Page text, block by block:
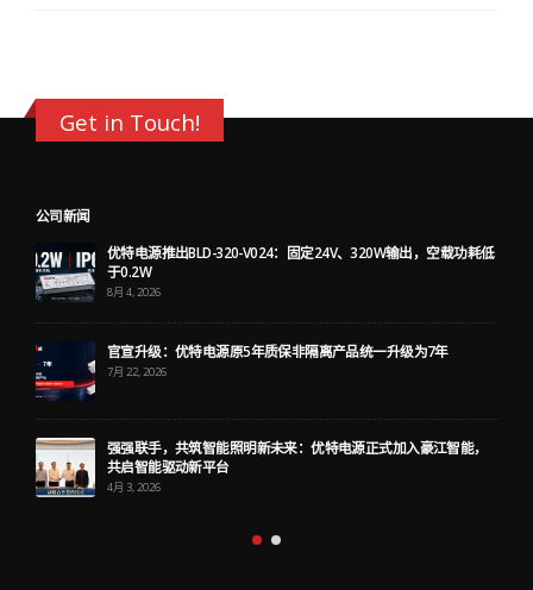
Get in Touch!
公司新闻
直击法兰克福 | 优特电源携新品重磅亮相，解锁大功率驱动新可
能
3月 10, 2026
优特电源亮相 MJBizCon 2025，展示新一代多路输出植物灯驱动
12月 5, 2025
重要里程碑！杭州优特电源有限公司成功跻身国家级专精特新“小
巨人”企业行列
10月 24, 2025